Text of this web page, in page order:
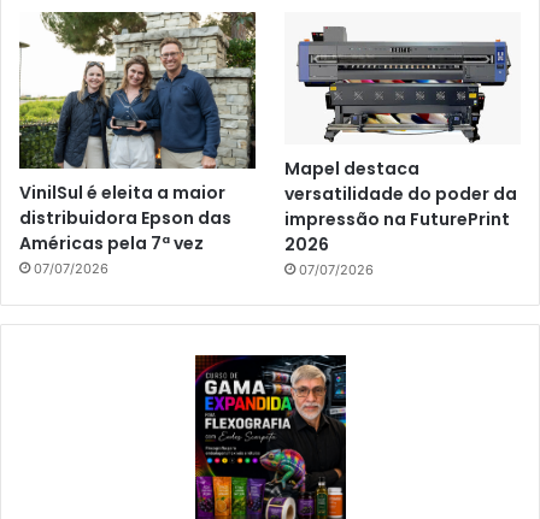
VinilSul é eleita a maior
distribuidora Epson das
Américas pela 7ª vez
07/07/2026
Mapel destaca
versatilidade do poder da
impressão na FuturePrint
2026
07/07/2026